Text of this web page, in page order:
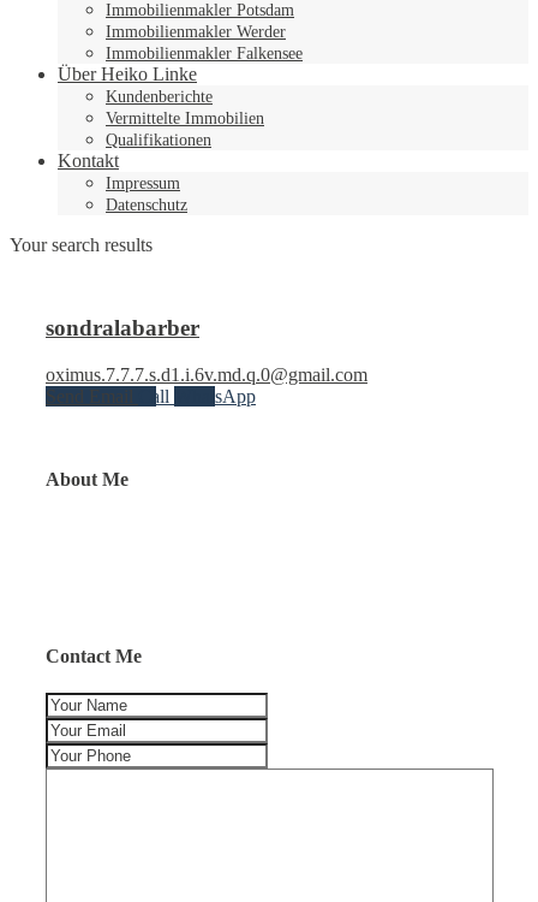
Immobilienmakler Potsdam
Immobilienmakler Werder
Immobilienmakler Falkensee
Über Heiko Linke
Kundenberichte
Vermittelte Immobilien
Qualifikationen
Kontakt
Impressum
Datenschutz
Your search results
sondralabarber
oximus.7.7.7.s.d1.i.6v.md.q.0@gmail.com
Send Email
Call WhatsApp
About Me
Contact Me